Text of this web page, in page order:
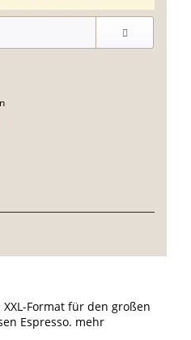
Format für den großen
Espresso. mehr